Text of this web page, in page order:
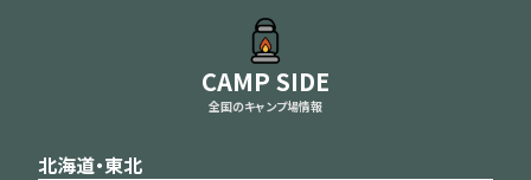
CAMP SIDE
全国のキャンプ場情報
北海道・東北